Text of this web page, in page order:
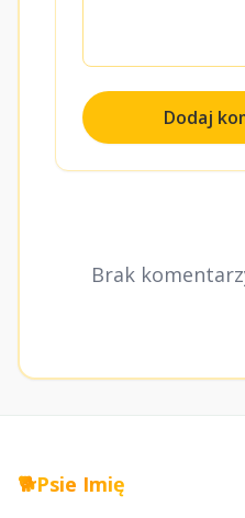
Dodaj
Brak
🐕Psie Imię